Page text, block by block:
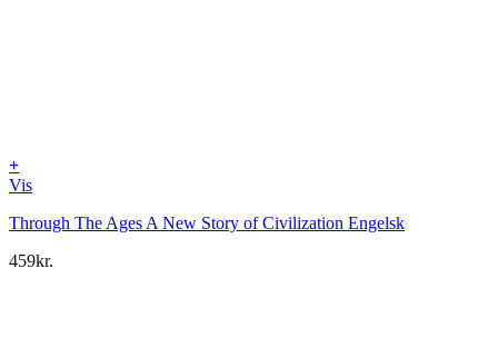
+
Vis
Through The Ages A New Story of Civilization Engelsk
459kr.